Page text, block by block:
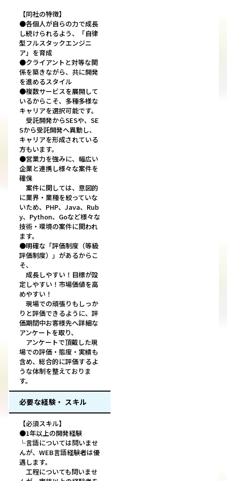
【同社の特徴】
●各個人が自らの力で成長
し続けられるよう、「自律
型フルスタックエンジニ
ア」を育成
●クライアントと対等な関
係を築きながら、共に開発
を進めるスタイル
●複数サービスを展開して
いるからこそ、多種多様な
キャリアを選択可能です。
受託開発からSESや、SE
Sから受託開発へ異動し、
キャリアを形成されている
方もいます。
●営業力を強みに、幅広い
企業と連携し様々な案件を
確保
案件に関しては、意図的
に業界・業種を絞っていな
いため、PHP、Java、Rub
y、Python、Goなど様々な
技術・環境の案件に関われ
ます。
●明確な「評価制度（等級
評価制度）」があるからこ
そ、
成長しやすい！目標が設
定しやすい！市場価値を高
めやすい！
現場での頑張りもしっか
りと評価できるように、評
価期間中お客様先へ詳細な
アンケートを取り、
アンケートで頂戴した現
場での評価・態度・実績も
含め、総合的に評価するよ
うな体制を整えておりま
す。
必要な経験・ スキル
【必須スキル】
●1年以上の開発経験
└言語については問いませ
んが、WEB言語経験者は優
遇します。
工程についても問いませ